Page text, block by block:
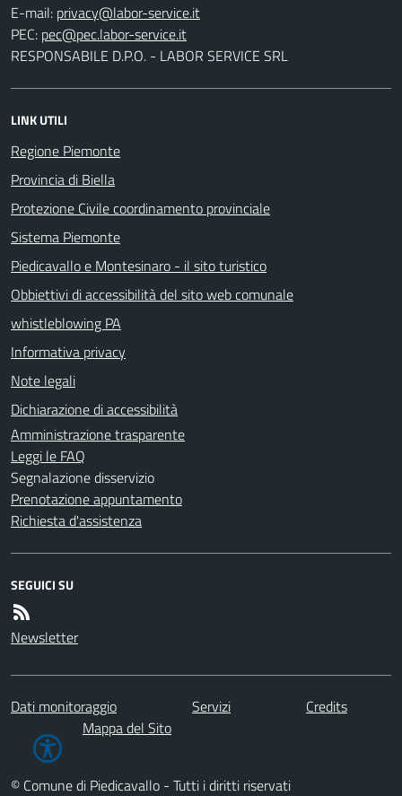
E-mail:
PEC:
RESPONSABILE D.P.O. - LABOR SERVICE SRL
LINK UTILI
Regione Piemonte
Provincia di Biella
Protezione Civile coordinamento provinciale
Sistema Piemonte
Piedicavallo e Montesinaro - il sito turistico
Obbiettivi di accessibilità del sito web comunale
whistleblowing PA
Informativa privacy
Note legali
Dichiarazione di accessibilità
Amministrazione trasparente
Leggi le FAQ
Segnalazione disservizio
Prenotazione appuntamento
Richiesta d'assistenza
SEGUICI SU
Newsletter
Dati monitoraggio Servizi
Credits
Mappa del Sito
© Comune di Piedicavallo - Tutti i diritti riservati